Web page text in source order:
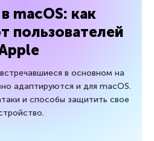
macOS: как
пользователей
в основном на
адаптируются и для macOS.
и способы защитить свое